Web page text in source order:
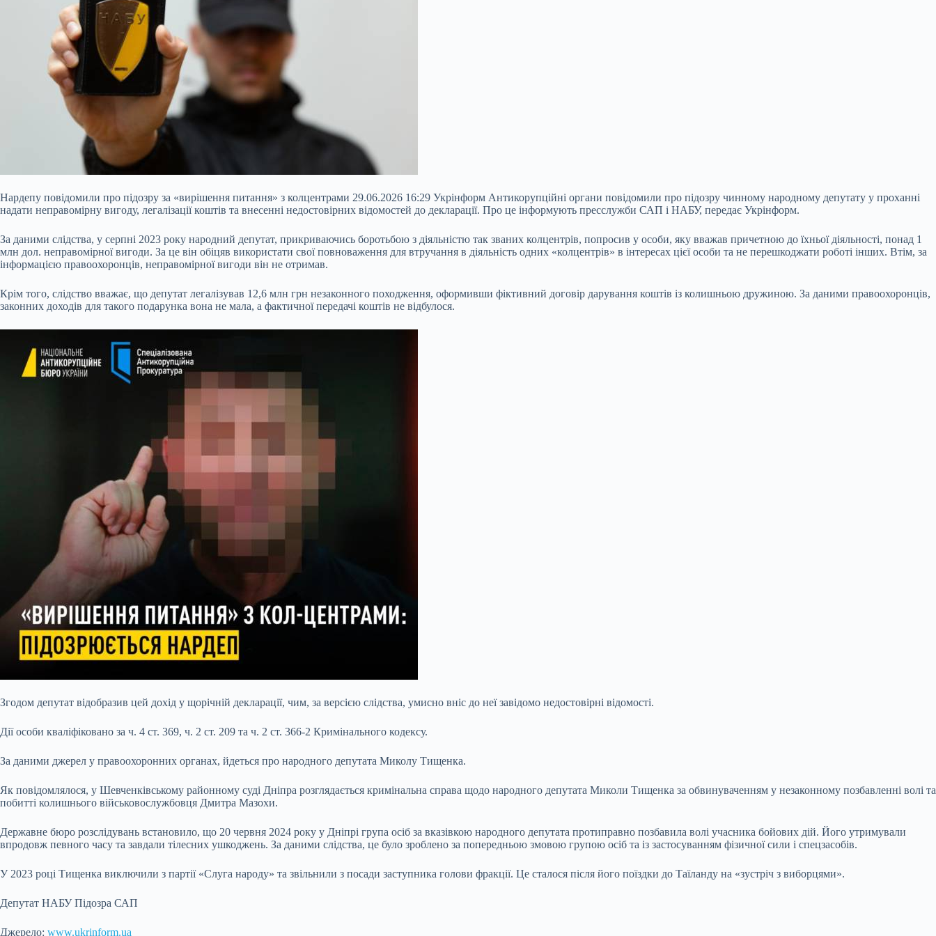
Нардепу повідомили про підозру за «вирішення питання» з колцентрами 29.06.2026 16:29 Укрінформ Антикорупційні органи повідомили про підозру чинному народному депутату у проханні
надати неправомірну вигоду, легалізації коштів та внесенні недостовірних відомостей до декларації. Про це інформують пресслужби САП і НАБУ, передає Укрінформ.
За даними слідства, у серпні 2023 року народний депутат, прикриваючись боротьбою з діяльністю так званих колцентрів, попросив у особи, яку вважав причетною до їхньої діяльності, понад 1
млн дол. неправомірної вигоди. За це він обіцяв використати свої повноваження для втручання в діяльність одних «колцентрів» в інтересах цієї особи та не перешкоджати роботі інших. Втім, за
інформацією правоохоронців, неправомірної вигоди він не отримав.
Крім того, слідство вважає, що депутат легалізував 12,6 млн грн незаконного походження, оформивши фіктивний договір дарування коштів із колишньою дружиною. За даними правоохоронців,
законних доходів для такого подарунка вона не мала, а фактичної передачі коштів не відбулося.
Згодом депутат відобразив цей дохід у щорічній декларації, чим, за версією слідства, умисно вніс до неї завідомо недостовірні відомості.
Дії особи кваліфіковано за ч. 4 ст. 369, ч. 2 ст. 209 та ч. 2 ст. 366-2 Кримінального кодексу.
За даними джерел у правоохоронних органах, йдеться про народного депутата Миколу Тищенка.
Як повідомлялося, у Шевченківському районному суді Дніпра розглядається кримінальна справа щодо народного депутата Миколи Тищенка за обвинуваченням у незаконному позбавленні волі та
побитті колишнього військовослужбовця Дмитра Мазохи.
Державне бюро розслідувань встановило, що 20 червня 2024 року у Дніпрі група осіб за вказівкою народного депутата протиправно позбавила волі учасника бойових дій. Його утримували
впродовж певного часу та завдали тілесних ушкоджень. За даними слідства, це було зроблено за попередньою змовою групою осіб та із застосуванням фізичної сили і спецзасобів.
У 2023 році Тищенка виключили з партії «Слуга народу» та звільнили з посади заступника голови фракції. Це сталося після його поїздки до Таїланду на «зустріч з виборцями».
Депутат НАБУ Підозра САП
Джерело: www.ukrinform.ua